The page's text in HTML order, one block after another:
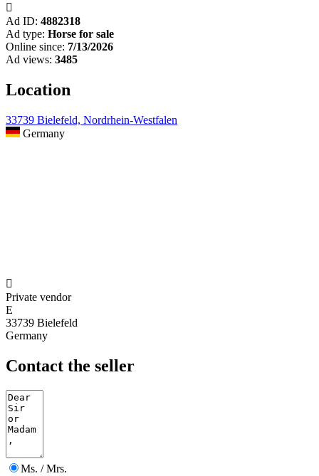

Ad ID: 4882318
Ad type: Horse for sale
Online since: 7/13/2026
Ad views: 3485
Location
33739 Bielefeld, Nordrhein-Westfalen
Germany

Private vendor
E
33739 Bielefeld
Germany
Contact the seller
Ms. / Mrs.